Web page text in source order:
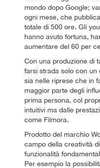
mondo dopo Google;
ogni mese, che
totale di 500 ore. Gli
hanno avuto fortuna,
aumentare del 60 per
Con una produzione di
farsi strada solo con un
sia nelle riprese che in
maggior parte degli
prima persona, col
intuitivi ma dalle
come Filmora.
Prodotto del marchio
campo della creatività
funzionalità
Per esempio la